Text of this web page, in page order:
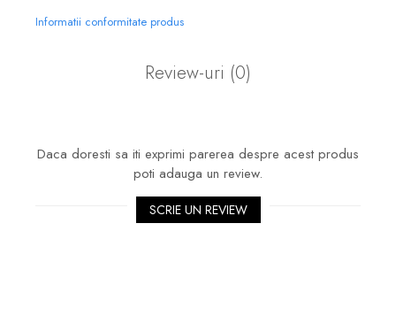
Informatii conformitate produs
Review-uri (0)
Daca doresti sa iti exprimi parerea despre acest produs
poti adauga un review.
SCRIE UN REVIEW